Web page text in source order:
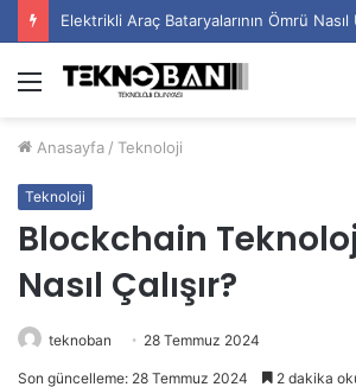
Elektrikli Araç Bataryalarının Ömrü Nasıl
Menü
Anasayfa / Teknoloji
Teknoloji
Blockchain
Nasıl Çalışır?
teknoban 28 Temmuz 2024
Son güncelleme: 28 Temmuz 2024 2 dakika